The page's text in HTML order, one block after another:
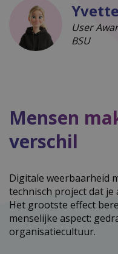
User
BSU
Mensen
verschil
Digitale weerbaarheid
technisch project dat
Het grootste effect
menselijke aspect:
organisatiecultuur.